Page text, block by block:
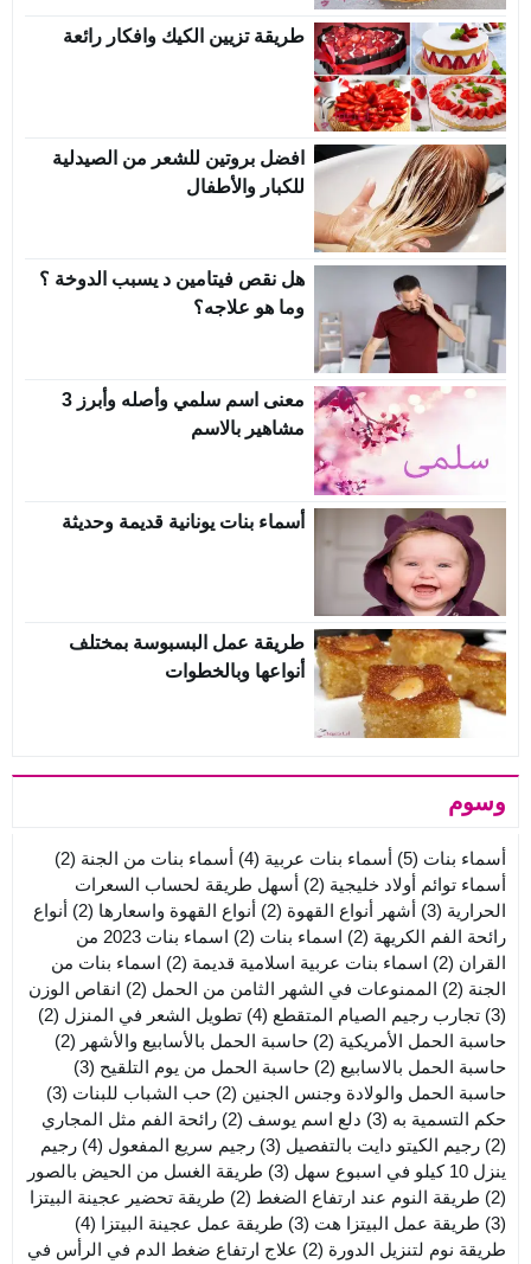
طريقة تزيين الكيك وافكار رائعة
افضل بروتين للشعر من الصيدلية
للكبار والأطفال
هل نقص فيتامين د يسبب الدوخة ؟
وما هو علاجه؟
معنى اسم سلمي وأصله وأبرز 3
مشاهير بالاسم
أسماء بنات يونانية قديمة وحديثة
طريقة عمل البسبوسة بمختلف
أنواعها وبالخطوات
وسوم
أسماء بنات (5) أسماء بنات عربية (4) أسماء بنات من الجنة (2)
أسماء توائم أولاد خليجية (2)
أسهل طريقة لحساب السعرات
الحرارية (3) أشهر أنواع القهوة (2) أنواع القهوة واسعارها (2)
أنواع
رائحة الفم الكريهة (2) اسماء بنات (2)
اسماء بنات 2023 من
القران (2) اسماء بنات عربية اسلامية قديمة (2)
اسماء بنات من
الجنة (2) الممنوعات في الشهر الثامن من الحمل (2)
انقاص الوزن
(3)
تجارب رجيم الصيام المتقطع (4) تطويل الشعر في المنزل (2)
حاسبة الحمل الأمريكية (2) حاسبة الحمل بالأسابيع والأشهر (2)
حاسبة الحمل بالاسابيع (2) حاسبة الحمل من يوم التلقيح (3)
حاسبة الحمل والولادة وجنس الجنين (2) حب الشباب للبنات (3)
حكم التسمية به (3) دلع اسم يوسف (2)
رائحة الفم مثل المجاري
(2)
رجيم الكيتو دايت بالتفصيل (3) رجيم سريع المفعول (4)
رجيم
ينزل 10 كيلو في اسبوع سهل
(3)
طريقة الغسل من الحيض بالصور
(2)
طريقة النوم عند ارتفاع الضغط (2)
طريقة تحضير عجينة البيتزا
(3)
طريقة عمل البيتزا هت (3) طريقة عمل عجينة البيتزا (4)
طريقة نوم لتنزيل الدورة (2) علاج ارتفاع ضغط الدم في الرأس في